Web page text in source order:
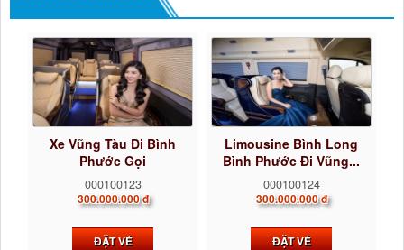
Xe Vũng Tàu Đi Bình
Phước Gọi
0922242225...
000100123
300.000.000 đ
ĐẶT VÉ
Limousine Bình Long
Bình Phước Đi Vũng...
000100124
300.000.000 đ
ĐẶT VÉ